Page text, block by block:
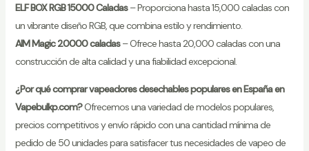
ELF BOX RGB 15000 Caladas– Proporciona hasta 15,000 caladas con
un vibrante diseño RGB, que combina estilo y rendimiento.
AIM Magic 20000 caladas– Ofrece hasta 20,000 caladas con una
construcción de alta calidad y una fiabilidad excepcional.
¿Por qué comprar vapeadores desechables populares en España en
Vapebulkp.com?Ofrecemos una variedad de modelos populares,
precios competitivos y envío rápido con una cantidad mínima de
pedido de 50 unidades para satisfacer tus necesidades de vapeo de